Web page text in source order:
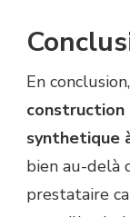
En
synthetique
bien au-delà
prestataire